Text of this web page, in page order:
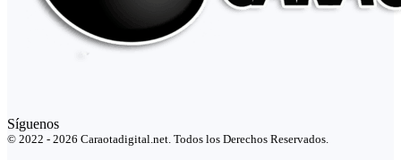
Síguenos
© 2022 - 2026 Caraotadigital.net. Todos los Derechos Reservados.